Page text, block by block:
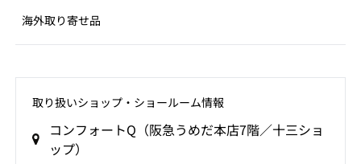
海外取り寄せ品
取り扱いショップ‧ショールーム情報
コンフォートQ（阪急うめだ本店7階／十三ショ
ップ）